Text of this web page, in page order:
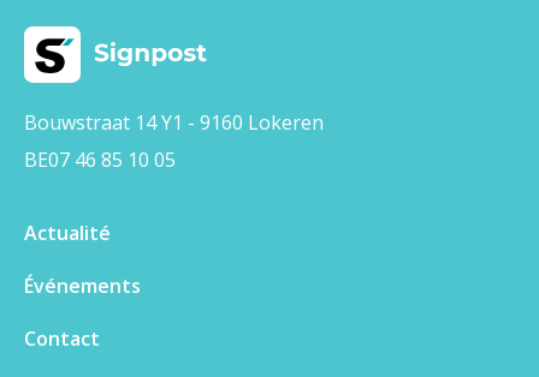
Bouwstraat 14 Y1 - 9160 Lokeren
BE07 46 85 10 05
Actualité
Événements
Contact